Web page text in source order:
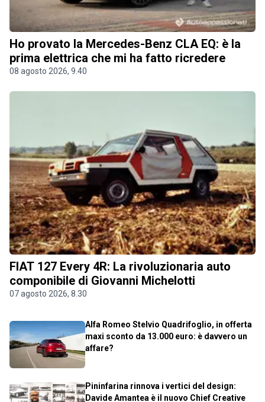
Ho provato la Mercedes-Benz CLA EQ: è la
prima elettrica che mi ha fatto ricredere
08 agosto 2026, 9.40
FIAT 127 Every 4R: La rivoluzionaria auto
componibile di Giovanni Michelotti
07 agosto 2026, 8.30
Alfa Romeo Stelvio Quadrifoglio, in offerta
maxi sconto da 13.000 euro: è davvero un
affare?
Pininfarina rinnova i vertici del design:
Davide Amantea è il nuovo Chief Creative